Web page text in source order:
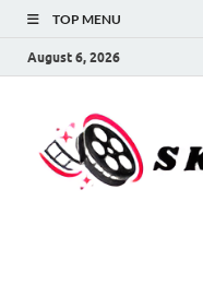
TOP MENU
August 6, 2026